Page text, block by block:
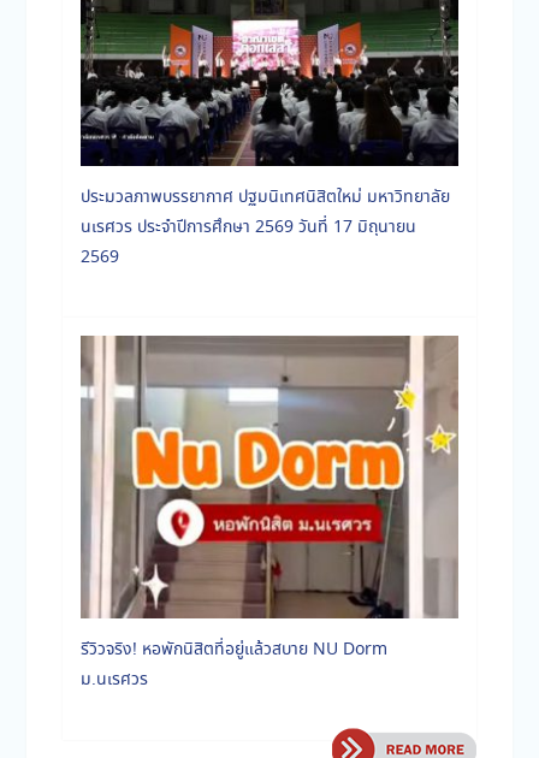
ประมวลภาพบรรยากาศ ปฐมนิเทศนิสิตใหม่ มหาวิทยาลัย
นเรศวร ประจำปีการศึกษา 2569 วันที่ 17 มิถุนายน
2569
รีวิวจริง! หอพักนิสิตที่อยู่แล้วสบาย NU Dorm
ม.นเรศวร